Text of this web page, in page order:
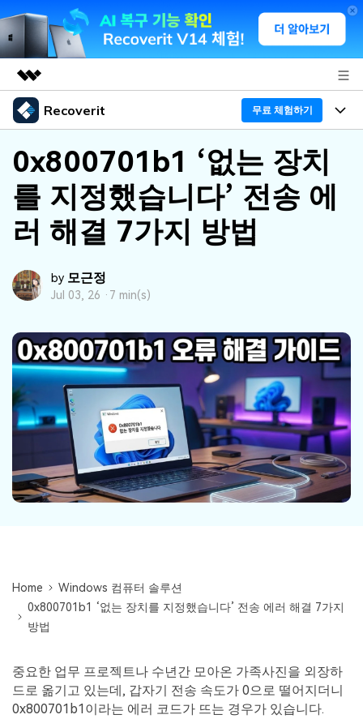
주요 제품
유틸리티
비즈니스
개요
솔루션
회사 소개
뉴스룸
플랜 및 가격
Recoverit 무료 체험하기
프로그램
Recoverit - Windows 버전
선도적인 데이터 복구 전문가
Recoverit - Mac 버전
Mac 시스템에서 무제한 데이터 복구
무료 체험
리커버릿 무료 버전
분실/삭제된 데이터 무료 복구
기타 프로그램
UBackit - 데이터 백업
기능
미디어 복구하기
문서 복구하기
리커버릿 모든 기능 확인하기
복구 Tips
외장 저장장치 복구
손상된 파일 복구
기타
더 많은 솔루션 찾기
리커버릿 개요
삭제된 미디어 복구
복구 솔루션
삭제된 파일 복구
데이터 손실 시나리오
다운로드 로그인
search
0x800701b1 ‘없는 장치
를 지정했습니다’ 전송 에
러 해결 7가지 방법
by 모근정
Jul 03, 26 · 7 min(s)
Home
Windows 컴퓨터 솔루션
0x800701b1 ‘없는 장치를 지정했습니다’ 전송 에러 해결 7가지
방법
중요한 업무 프로젝트나 수년간 모아온 가족사진을 외장하
드로 옮기고 있는데, 갑자기 전송 속도가 0으로 떨어지더니
0x800701b1이라는 에러 코드가 뜨는 경우가 있습니다.